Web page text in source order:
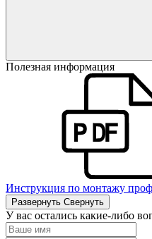
Полезная информация
Инструкция по монтажу
Развернуть Свернуть
У вас остались какие-либо